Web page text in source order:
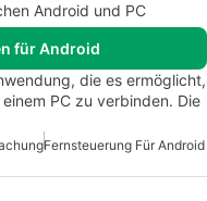
Android und PC
für Android
die es ermöglicht,
PC zu verbinden. Die
Fernsteuerung Für Android